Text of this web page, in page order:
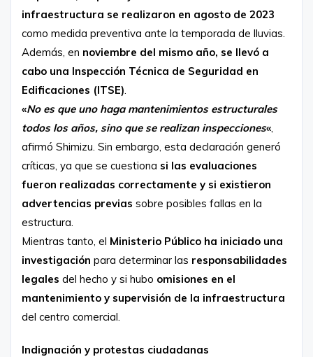
infraestructura se realizaron en agosto de 2023
como medida preventiva ante la temporada de lluvias.
Además, en noviembre del mismo año, se llevó a
cabo una Inspección Técnica de Seguridad en
Edificaciones (ITSE)
«No es que uno haga mantenimientos estructurales
todos los años, sino que se realizan inspecciones«
afirmó Shimizu. Sin embargo, esta declaración generó
críticas, ya que se cuestiona si las evaluaciones
fueron realizadas correctamente y si existieron
advertencias previas sobre posibles fallas en la
estructura.
Mientras tanto, el Ministerio Público ha iniciado una
investigación para determinar las responsabilidades
legales del hecho y si hubo omisiones en el
mantenimiento y supervisión de la infraestructura
del centro comercial.
Indignación y protestas ciudadanas